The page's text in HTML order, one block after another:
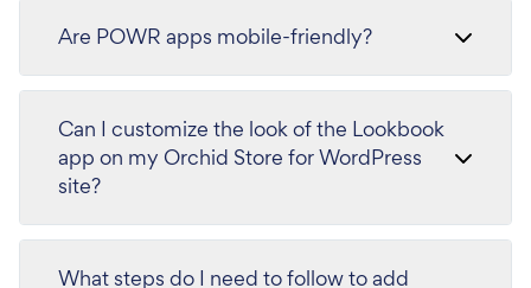
Are POWR apps mobile-friendly?
Can I customize the look of the Lookbook
app on my Orchid Store for WordPress
site?
What steps do I need to follow to add